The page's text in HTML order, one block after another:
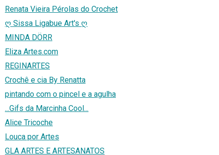
Renata Vieira Pérolas do Crochet
ღ Sissa Ligabue Art's ღ
MINDA DÖRR
Eliza Artes.com
REGINARTES
Crochê e cia By Renatta
pintando com o pincel e a agulha
...Gifs da Marcinha Cool...
Alice Tricoche
Louca por Artes
GLA ARTES E ARTESANATOS